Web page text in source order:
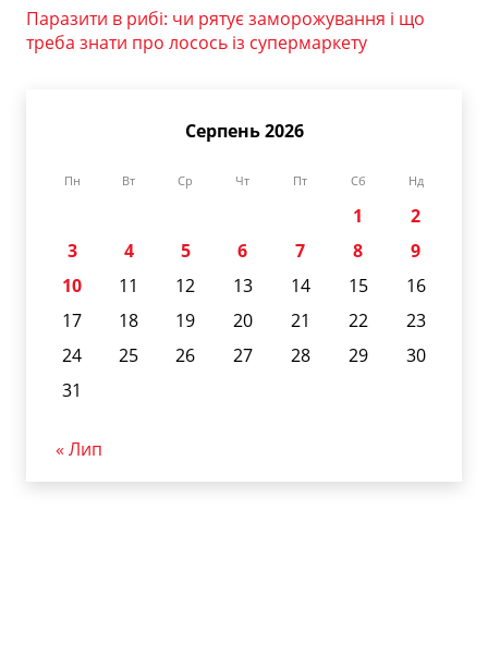
Паразити в рибі: чи рятує заморожування і що
треба знати про лосось із супермаркету
Серпень 2026
Пн Вт Ср Чт Пт Сб Нд
1
2
3
4 5 6 7 8
9
10
11 12 13 14 15
16
17
18 19 20 21 22
23
24
25 26 27 28 29
30
31
« Лип